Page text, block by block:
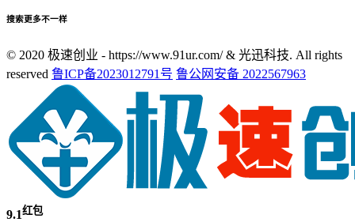
搜索更多不一样
© 2020 极速创业 - https://www.91ur.com/ & 光迅科技. All rights
reserved 鲁ICP备2023012791号 鲁公网安备 2022567963
9.1红包